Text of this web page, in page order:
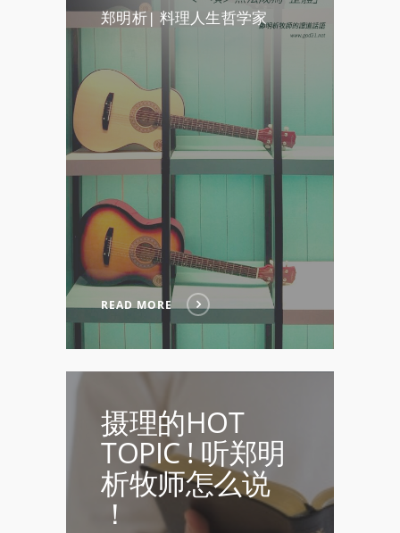
郑明析| 料理人生哲学家
READ MORE
摄理的HOT
TOPIC ! 听郑明
析牧师怎么说
！